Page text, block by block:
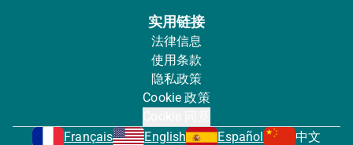
实用链接
法律信息
使用条款
隐私政策
Cookie 政策
Français
English Español 中文